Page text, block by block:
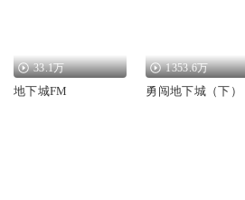
33.1万
地下城FM
1353.6万
勇闯地下城（下）